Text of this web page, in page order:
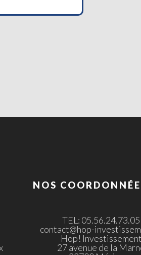
NOS
TEL: 05.56.24.73.05
contact@hop-
Hop! Investissement
27 avenue de la